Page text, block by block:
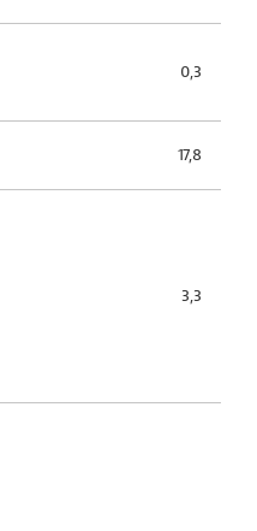
0,3
17,8
3,3